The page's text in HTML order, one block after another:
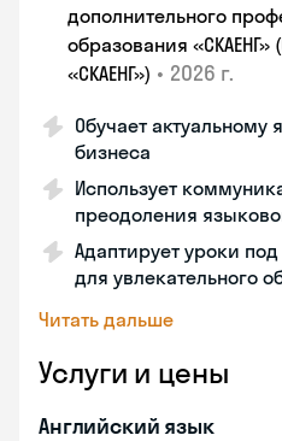
дополнительного
образования «СКАЕНГ»
«СКАЕНГ») • 2026 г.
Обучает актуальному
бизнеса
Использует
преодоления
Адаптирует уроки
для увлекательного
Читать дальше
Услуги и цены
Английский язык